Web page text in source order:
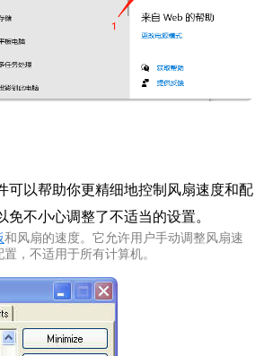
可以帮助你更精细地控制风扇速度和配
不小心调整了不适当的设置。
和风扇的速度。它允许用户手动调整风扇速
，不适用于所有计算机。